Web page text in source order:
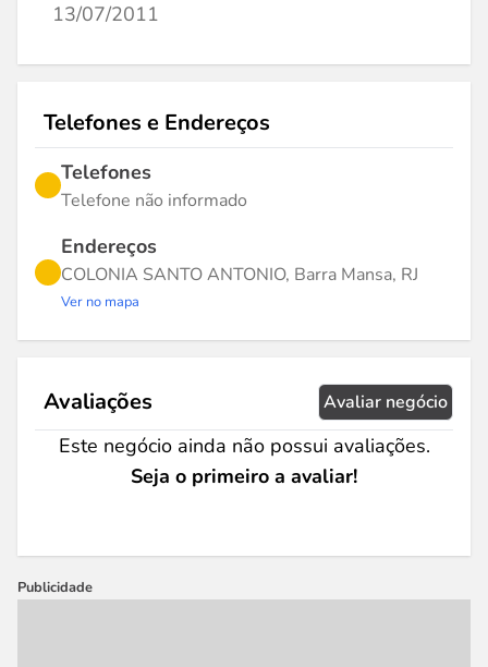
13/07/2011
Telefones e Endereços
Telefones
Telefone não informado
Endereços
COLONIA SANTO ANTONIO, Barra Mansa, RJ
Ver no mapa
Avaliações Avaliar negócio
Este negócio ainda não possui avaliações.
Seja o primeiro a avaliar!
Publicidade